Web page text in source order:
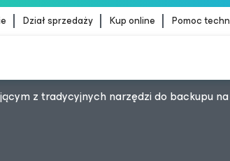
Dział sprzedaży Kup online Pomoc
CrowdStrike
z tradycyjnych narzędzi do backupu